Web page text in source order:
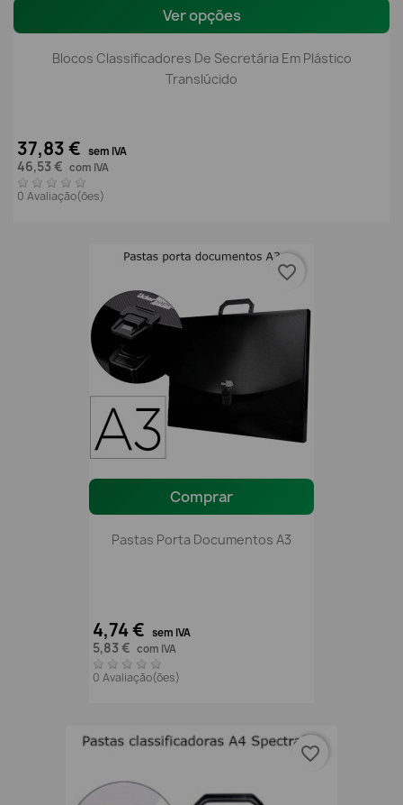
Ver opções
Blocos Classificadores De Secretária Em Plástico
Translúcido
37,83 € sem IVA
46,53 € com IVA
0 Avaliação(ões)
Comprar
Pastas Porta Documentos A3
4,74 € sem IVA
5,83 € com IVA
0 Avaliação(ões)
favorite_border
favorite_border